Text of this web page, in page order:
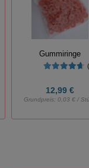
Gummiringe
12,99 €
Grundpreis:0,03 € /